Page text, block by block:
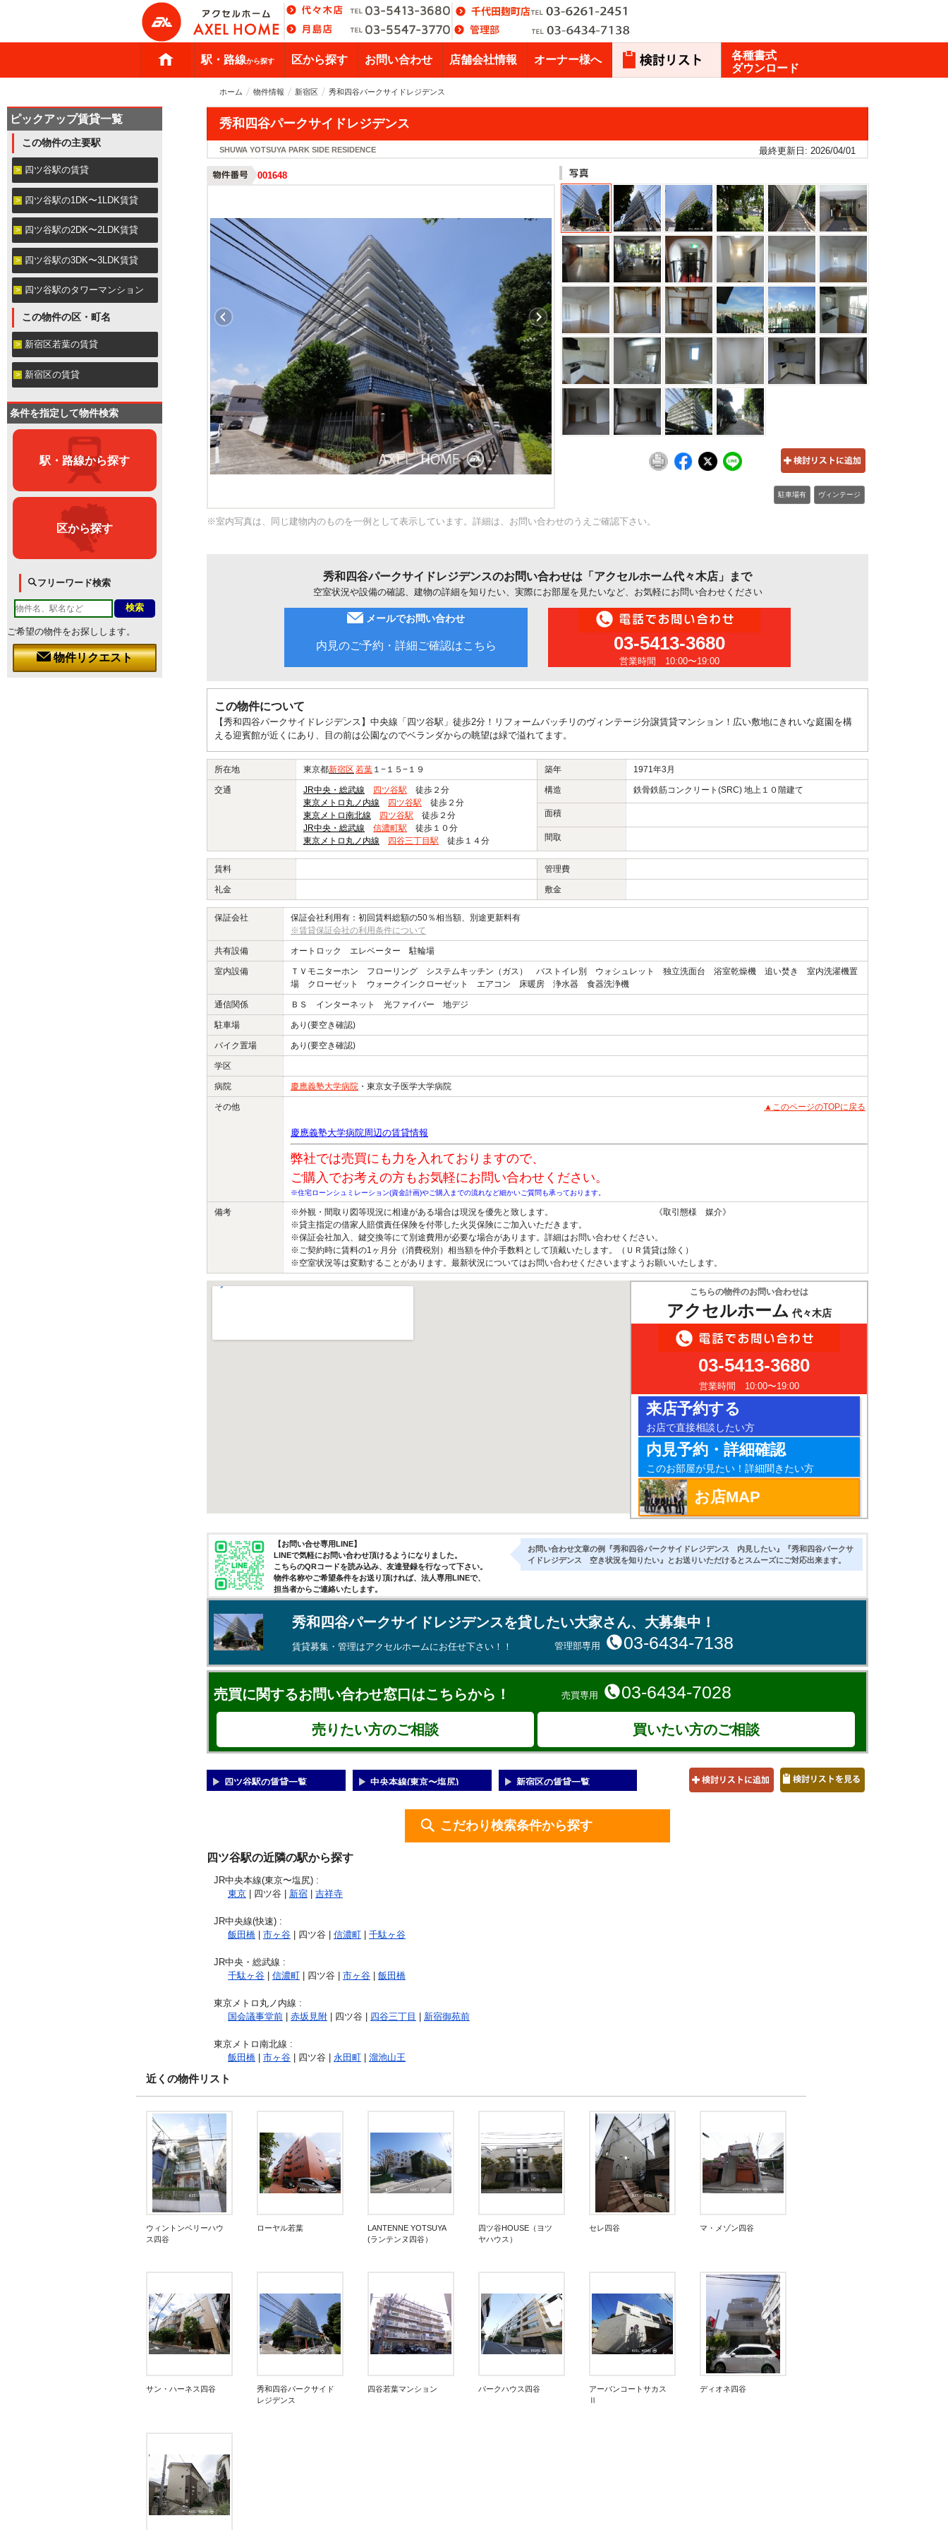
駅・路線から探す 区から探す お問い合わせ 店舗会社情報 オーナー様へ
各種書式
ダウンロード
ホーム 物件情報 新宿区 秀和四谷パークサイドレジデンス
秀和四谷パークサイドレジデンス
SHUWA YOTSUYA PARK SIDE RESIDENCE 最終更新日: 2026/04/01
001648
駐車場有 ヴィンテージ
※室内写真は、同じ建物内のものを一例として表示しています。詳細は、お問い合わせのうえご確認下さい。
秀和四谷パークサイドレジデンスのお問い合わせは「アクセルホーム代々木店」まで
空室状況や設備の確認、建物の詳細を知りたい、実際にお部屋を見たいなど、お気軽にお問い合わせください
メールでお問い合わせ
内見のご予約・詳細ご確認はこちら 03-5413-3680
営業時間 10:00〜19:00
この物件について
【秀和四谷パークサイドレジデンス】中央線「四ツ谷駅」徒歩2分！リフォームバッチリのヴィンテージ分譲賃貸マンション！広い敷地にきれいな庭園を構
える迎賓館が近くにあり、目の前は公園なのでベランダからの眺望は緑で溢れてます。
所在地 東京都新宿区 若葉 １−１５−１９ 築年 1971年3月
交通 JR中央・総武線 四ツ谷駅 徒歩２分
東京メトロ丸ノ内線
四ツ谷駅 徒歩２分
東京メトロ南北線
四ツ谷駅 徒歩２分
JR中央・総武線
信濃町駅 徒歩１０分
東京メトロ丸ノ内線
四谷三丁目駅 徒歩１４分
構造 鉄骨鉄筋コンクリート(SRC) 地上１０階建て
面積
間取
賃料 管理費
礼金 敷金
保証会社
保証会社利用有：初回賃料総額の50％相当額、別途更新料有
※賃貸保証会社の利用条件について
共有設備 オートロック エレベーター 駐輪場
室内設備
ＴＶモニターホン フローリング システムキッチン（ガス） バストイレ別 ウォシュレット 独立洗面台 浴室乾燥機 追い焚き 室内洗濯機置
場 クローゼット ウォークインクローゼット エアコン 床暖房 浄水器 食器洗浄機
通信関係 ＢＳ インターネット 光ファイバー 地デジ
駐車場 あり(要空き確認)
バイク置場 あり(要空き確認)
学区
病院 慶應義塾大学病院 ・東京女子医学大学病院
その他 ▲このページのTOPに戻る
慶應義塾大学病院周辺の賃貸情報
弊社では売買にも力を入れておりますので、
ご購入でお考えの方もお気軽にお問い合わせください。
※住宅ローンシュミレーション(資金計画)やご購入までの流れなど細かいご質問も承っております。
備考
※外観・間取り図等現況に相違がある場合は現況を優先と致します。 《取引態様 媒介》
※貸主指定の借家人賠償責任保険を付帯した火災保険にご加入いただきます。
※保証会社加入、鍵交換等にて別途費用が必要な場合があります。詳細はお問い合わせください。
※ご契約時に賃料の1ヶ月分（消費税別）相当額を仲介手数料として頂戴いたします。（ＵＲ賃貸は除く）
※空室状況等は変動することがあります。最新状況についてはお問い合わせくださいますようお願いいたします。
こちらの物件のお問い合わせは
アクセルホーム 代々木店
03-5413-3680
営業時間 10:00〜19:00
来店予約する
お店で直接相談したい方
内見予約・詳細確認
このお部屋が見たい！詳細聞きたい方
お店MAP
【お問い合せ専用LINE】
LINEで気軽にお問い合わせ頂けるようになりました。
こちらのQRコードを読み込み、友達登録を行なって下さい。
物件名称やご希望条件をお送り頂ければ、法人専用LINEで、
担当者からご連絡いたします。
お問い合わせ文章の例『秀和四谷パークサイドレジデンス 内見したい』『秀和四谷パークサ
イドレジデンス 空き状況を知りたい』とお送りいただけるとスムーズにご対応出来ます。
秀和四谷パークサイドレジデンスを貸したい大家さん、大募集中！
賃貸募集・管理はアクセルホームにお任せ下さい！！ 管理部専用 03-6434-7138
売買に関するお問い合わせ窓口はこちらから！ 売買専用 03-6434-7028
売りたい方のご相談 買いたい方のご相談
四ツ谷駅の賃貸一覧 中央本線(東京〜塩尻) 新宿区の賃貸一覧
こだわり検索条件から探す
四ツ谷駅の近隣の駅から探す
JR中央本線(東京〜塩尻) :
東京 | 四ツ谷 | 新宿 吉祥寺
JR中央線(快速) :
飯田橋
市ヶ谷 | 四ツ谷 | 信濃町 千駄ヶ谷
JR中央・総武線 :
千駄ヶ谷
信濃町 | 四ツ谷 | 市ヶ谷 飯田橋
東京メトロ丸ノ内線 :
国会議事堂前
赤坂見附 | 四ツ谷 | 四谷三丁目 新宿御苑前
東京メトロ南北線 :
飯田橋
市ヶ谷 | 四ツ谷 | 永田町 溜池山王
近くの物件リスト
ウィントンベリーハウ
ス四谷
ローヤル若葉
LANTENNE YOTSUYA
(ランテンヌ四谷）
四ツ谷HOUSE（ヨツ
ヤハウス）
セレ四谷 マ・メゾン四谷
サン・ハーネス四谷
秀和四谷パークサイド
レジデンス
四谷若葉マンション パークハウス四谷
アーバンコートサカス
Ⅱ
ディオネ四谷
ピックアップ賃貸一覧
この物件の主要駅
四ツ谷駅の賃貸
四ツ谷駅の1DK〜1LDK賃貸
四ツ谷駅の2DK〜2LDK賃貸
四ツ谷駅の3DK〜3LDK賃貸
四ツ谷駅のタワーマンション
この物件の区・町名
新宿区若葉の賃貸
新宿区の賃貸
条件を指定して物件検索
駅・路線から探す
区から探す
フリーワード検索
ご希望の物件をお探しします。
物件リクエスト